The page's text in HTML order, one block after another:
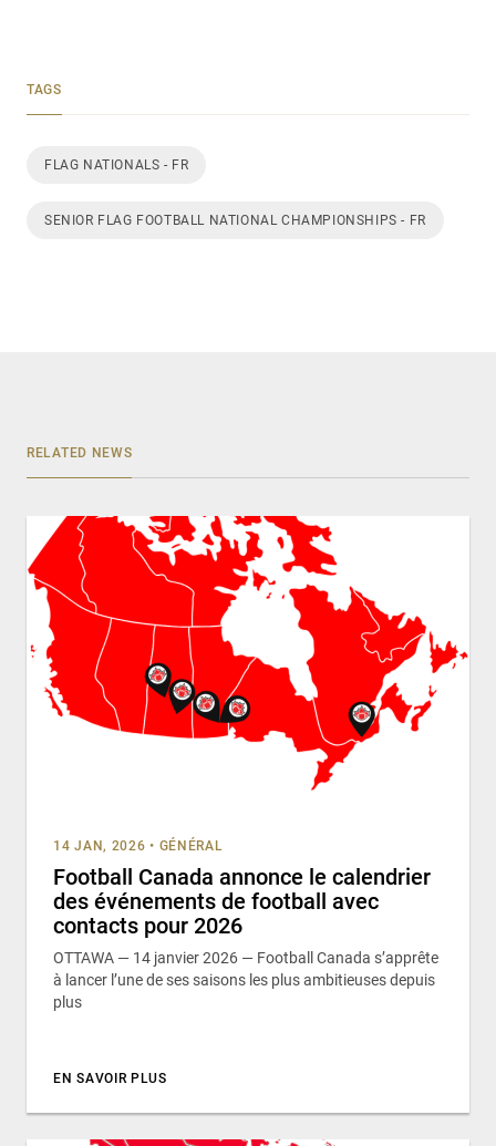
TAGS
FLAG NATIONALS - FR
SENIOR FLAG FOOTBALL NATIONAL CHAMPIONSHIPS - FR
RELATED NEWS
14 JAN, 2026 • GÉNÉRAL
Football Canada annonce le calendrier
des événements de football avec
contacts pour 2026
OTTAWA — 14 janvier 2026 — Football Canada s’apprête
à lancer l’une de ses saisons les plus ambitieuses depuis
plus
EN SAVOIR PLUS